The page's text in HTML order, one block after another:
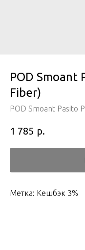
POD Smoant
Fiber)
POD Smoant Pasito
1 785 р.
Метка: Кешбэк 3%